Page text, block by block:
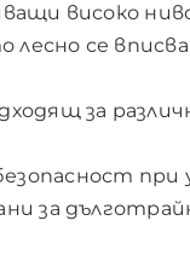
високо
се
за
при
за